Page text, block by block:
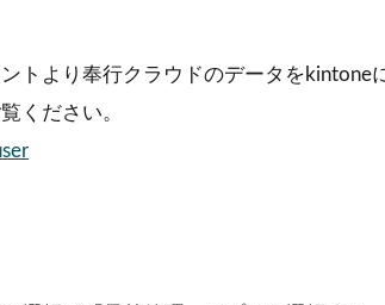
トより奉行クラウドのデータをkintone
ください。